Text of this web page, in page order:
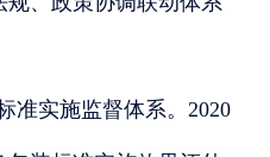
准实施监督体系。 2020